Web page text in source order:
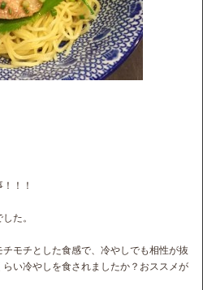
！！
た。
モチとした食感で、冷やしでも相性が抜
い冷やしを食されましたか？おススメが